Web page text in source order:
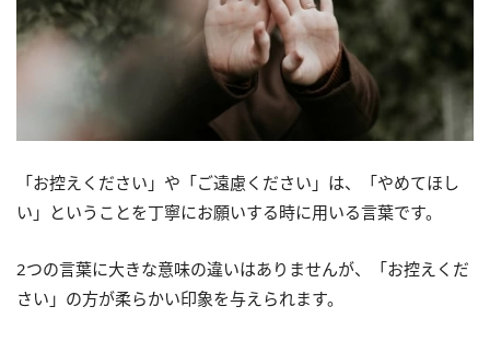
「お控えください」や「ご遠慮ください」は、「やめてほし
い」ということを丁寧にお願いする時に用いる言葉です。
2つの言葉に大きな意味の違いはありませんが、「お控えくだ
さい」の方が柔らかい印象を与えられます。